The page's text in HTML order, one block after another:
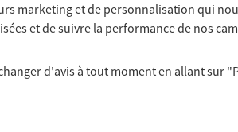
marketing et de personnalisation qui
et de suivre la performance de nos
d'avis à tout moment en allant sur